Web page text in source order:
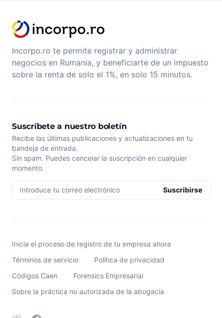
Incorpo.ro te permite registrar y administrar
negocios en Rumania, y beneficiarte de un impuesto
sobre la renta de solo el 1%, en solo 15 minutos.
Suscríbete a nuestro boletín
Recibe las últimas publicaciones y actualizaciones en tu
bandeja de entrada.
Sin spam. Puedes cancelar la suscripción en cualquier
momento.
Introduce tu correo electrónico Suscribirse
Inicia el proceso de registro de tu empresa ahora
Términos de servicio
Política de privacidad
Códigos Caen
Forensics Empresarial
Sobre la práctica no autorizada de la abogacía